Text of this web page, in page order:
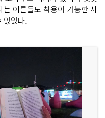
어른들도 착용이 가능한 사
있었다.